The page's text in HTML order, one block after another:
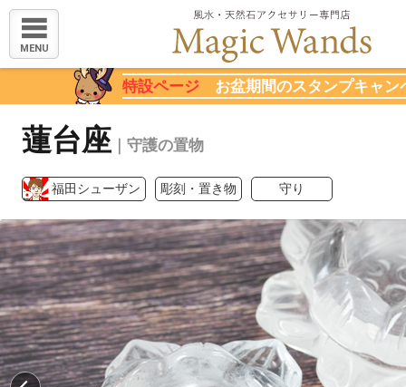
MENU
特設ページ お盆期間のスタンプキャン
蓮台座 ｜守護の置物
福田シューザン 彫刻・置き物 守り